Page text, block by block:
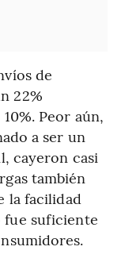
de
22%
Peor aún,
a ser un
cayeron casi
también
la facilidad
fue suficiente